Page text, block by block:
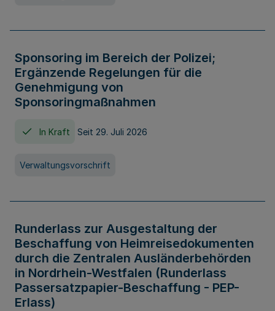
Sponsoring im Bereich der Polizei;
Ergänzende Regelungen für die
Genehmigung von
Sponsoringmaßnahmen
In Kraft Seit 29. Juli 2026
Verwaltungsvorschrift
Runderlass zur Ausgestaltung der
Beschaffung von Heimreisedokumenten
durch die Zentralen Ausländerbehörden
in Nordrhein-Westfalen (Runderlass
Passersatzpapier-Beschaffung - PEP-
Erlass)